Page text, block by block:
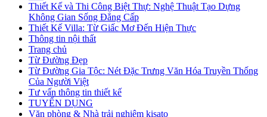
Thiết Kế và Thi Công Biệt Thự: Nghệ Thuật Tạo Dựng
Không Gian Sống Đẳng Cấp
Thiết Kế Villa: Từ Giấc Mơ Đến Hiện Thực
Thông tin nội thất
Trang chủ
Từ Đường Đẹp
Từ Đường Gia Tộc: Nét Đặc Trưng Văn Hóa Truyền Thống
Của Người Việt
Tư vấn thông tin thiết kế
TUYỂN DỤNG
Văn phòng & Nhà trải nghiệm kisato